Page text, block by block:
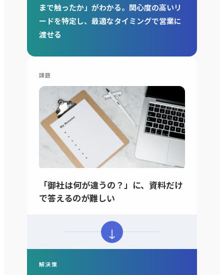
まで触ったか」がわかる。関心度の高いリ
ードを特定し、最適なタイミングで営業に
渡せる
課題
「御社は何が違うの？」に、資料だけ
で答えるのが難しい
↓
解決策